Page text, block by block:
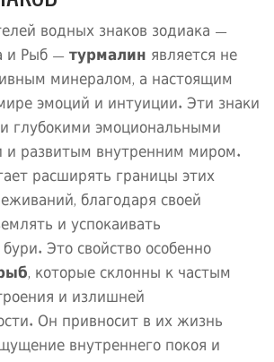
водных знаков зодиака —
и Рыб — турмалин является не
минералом, а настоящим
эмоций и интуиции. Эти знаки
глубокими эмоциональными
развитым внутренним миром.
расширять границы этих
благодаря своей
и успокаивать
Это свойство особенно
, которые склонны к частым
и излишней
Он привносит в их жизнь
внутреннего покоя и